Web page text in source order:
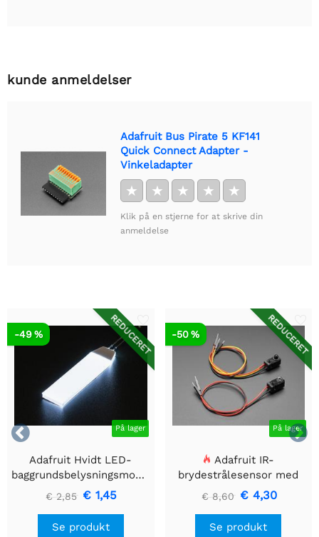
kunde anmeldelser
Adafruit Bus Pirate 5 KF141
Quick Connect Adapter -
Vinkeladapter
★ ★ ★ ★ ★
Klik på en stjerne for at skrive din
anmeldelse


REDUCERET
På lager
-49 %
Adafruit Hvidt LED-
baggrundsbelysningsmodul
- Lille 12mm x 40mm
€ 2,85 € 1,45
Se produkt
REDUCERET
På lager
-50 %
Adafruit IR-
brydestrålesensor med
premium ledningsstuds -
5 mm LED'er
€ 8,60 € 4,30
Se produkt